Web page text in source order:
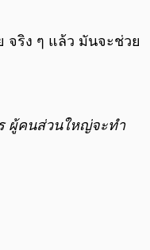
จริง ๆ แล้ว มันจะช่วย
ผู้คนส่วนใหญ่จะทำ